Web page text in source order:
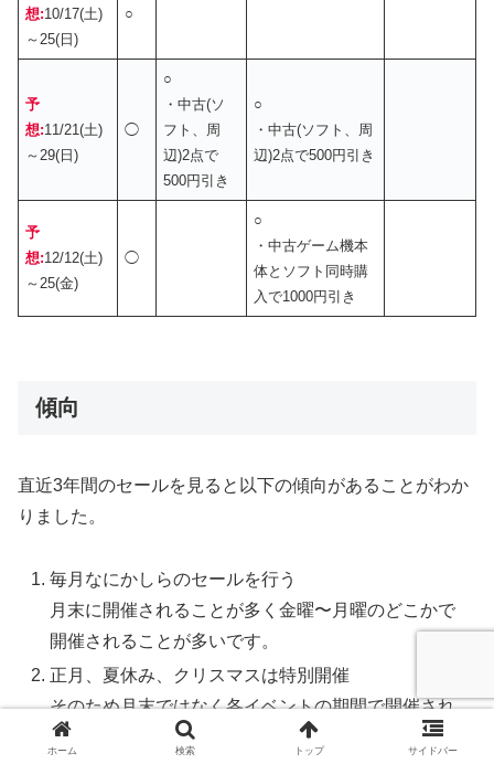
想:10/17(土)
～25(日)
○
予
想:11/21(土)
～29(日)
◯
○
・中古(ソ
フト、周
辺)2点で
500円引き
○
・中古(ソフト、周
辺)2点で500円引き
予
想:12/12(土)
～25(金)
◯
○
・中古ゲーム機本
体とソフト同時購
入で1000円引き
傾向
直近3年間のセールを見ると以下の傾向があることがわか
りました。
毎月なにかしらのセールを行う
月末に開催されることが多く金曜〜月曜のどこかで
開催されることが多いです。
正月、夏休み、クリスマスは特別開催
そのため月末ではなく各イベントの期間で開催され
ます。
ホーム 検索 トップ サイドバー